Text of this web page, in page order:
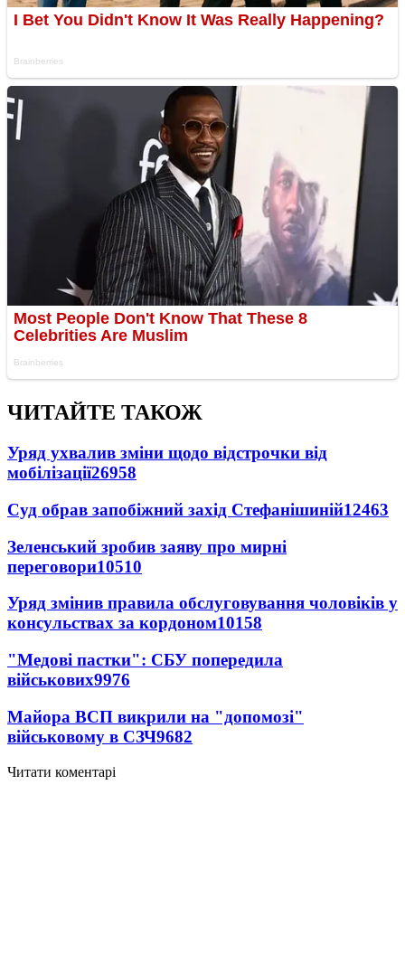
ЧИТАЙТЕ ТАКОЖ
Уряд ухвалив зміни щодо відстрочки від
мобілізації26958
Суд обрав запобіжний захід Стефанішиній12463
Зеленський зробив заяву про мирні
переговори10510
Уряд змінив правила обслуговування чоловіків у
консульствах за кордоном10158
"Медові пастки": СБУ попередила
військових9976
Майора ВСП викрили на "допомозі"
військовому в СЗЧ9682
Читати коментарі